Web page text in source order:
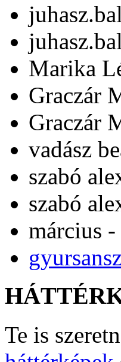
Marika
Graczár
Graczár
vadász
szabó
szabó
március -
Te is